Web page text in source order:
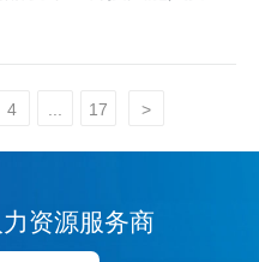
业人才发展新生态
4 ... 17 >
资源服务商